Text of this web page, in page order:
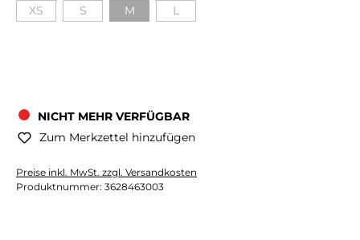
XS
S M L
NICHT MEHR VERFÜGBAR
Zum Merkzettel hinzufügen
Preise inkl. MwSt. zzgl. Versandkosten
Produktnummer: 3628463003